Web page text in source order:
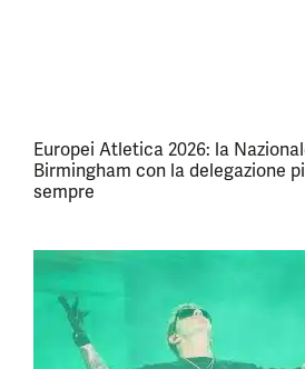
Europei Atletica 2026: la
Birmingham con la delegazione
sempre